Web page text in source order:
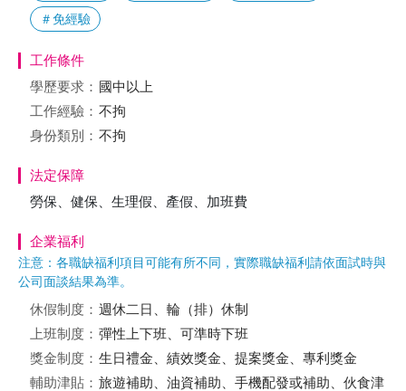
＃免經驗
工作條件
學歷要求： 國中以上
工作經驗： 不拘
身份類別： 不拘
法定保障
勞保、健保、生理假、產假、加班費
企業福利
注意：各職缺福利項目可能有所不同，實際職缺福利請依面試時與
公司面談結果為準。
休假制度： 週休二日、輪（排）休制
上班制度： 彈性上下班、可準時下班
獎金制度： 生日禮金、績效獎金、提案獎金、專利獎金
輔助津貼： 旅遊補助、油資補助、手機配發或補助、伙食津